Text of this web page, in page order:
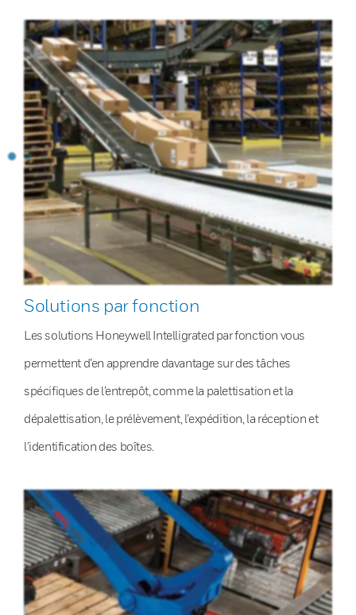
Solutions par fonction
Les solutions Honeywell Intelligrated par fonction vous
permettent d’en apprendre davantage sur des tâches
spécifiques de l’entrepôt, comme la palettisation et la
dépalettisation, le prélèvement, l’expédition, la réception et
l’identification des boîtes.